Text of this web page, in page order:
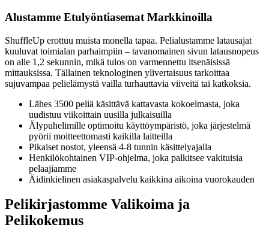
Alustamme Etulyöntiasemat Markkinoilla
ShuffleUp erottuu muista monella tapaa. Pelialustamme latausajat
kuuluvat toimialan parhaimpiin – tavanomainen sivun latausnopeus
on alle 1,2 sekunnin, mikä tulos on varmennettu itsenäisissä
mittauksissa. Tällainen teknologinen ylivertaisuus tarkoittaa
sujuvampaa pelielämystä vailla turhauttavia viiveitä tai katkoksia.
Lähes 3500 peliä käsittävä kattavasta kokoelmasta, joka
uudistuu viikoittain uusilla julkaisuilla
Älypuhelimille optimoitu käyttöympäristö, joka järjestelmä
pyörii moitteettomasti kaikilla laitteilla
Pikaiset nostot, yleensä 4-8 tunnin käsittelyajalla
Henkilökohtainen VIP-ohjelma, joka palkitsee vakituisia
pelaajiamme
Äidinkielinen asiakaspalvelu kaikkina aikoina vuorokauden
Pelikirjastomme Valikoima ja
Pelikokemus